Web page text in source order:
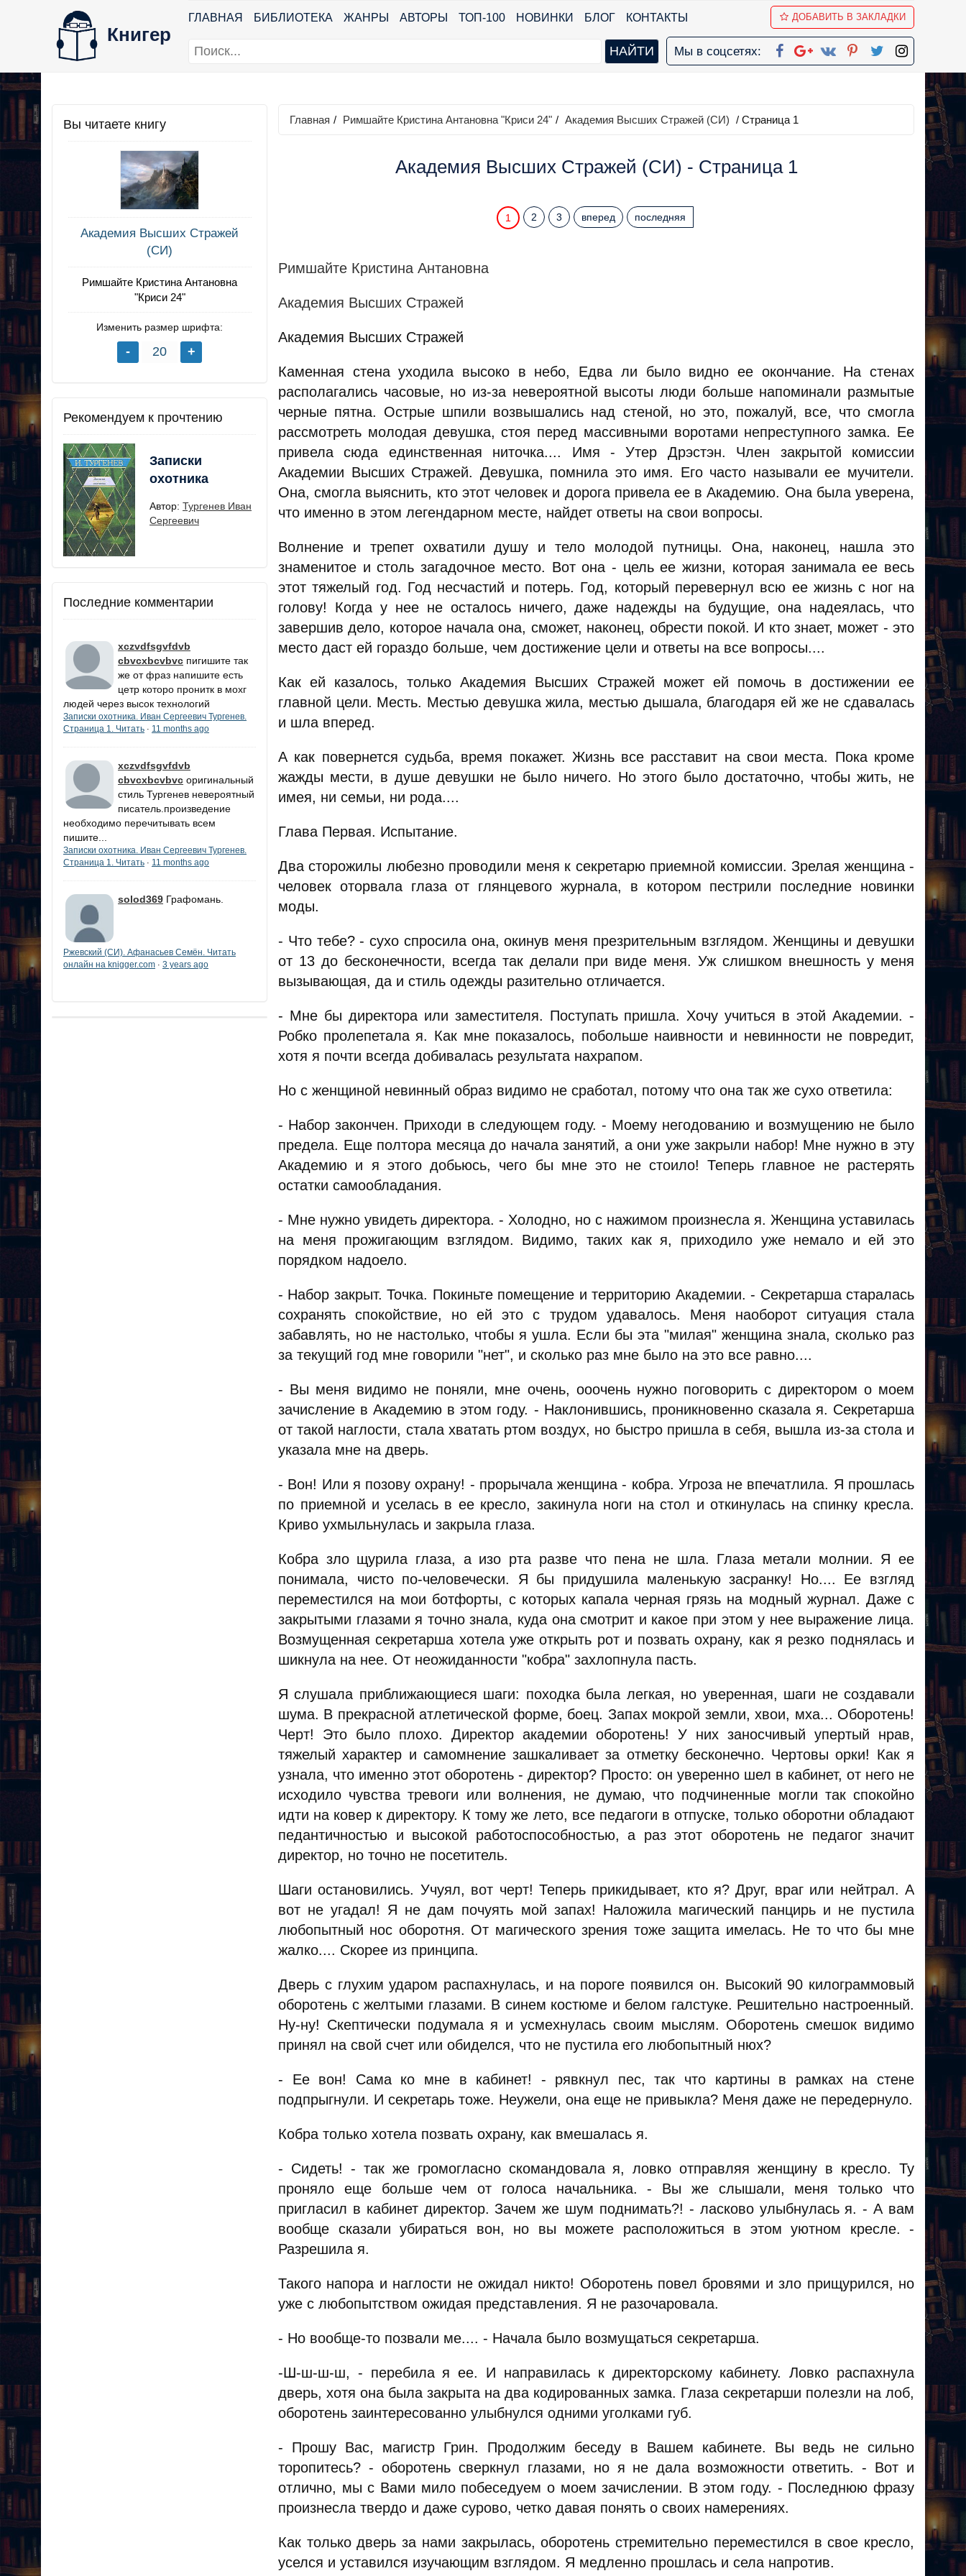
Книгер
ГЛАВНАЯ БИБЛИОТЕКА ЖАНРЫ АВТОРЫ ТОП-100 НОВИНКИ БЛОГ КОНТАКТЫ ДОБАВИТЬ В ЗАКЛАДКИ
Мы в соцсетях:
Вы читаете книгу
Академия Высших Стражей
(СИ)
Римшайте Кристина Антановна
"Криси 24"
Изменить размер шрифта:
Рекомендуем к прочтению
Записки
охотника
Автор: Тургенев Иван
Сергеевич
Последние комментарии
xczvdfsgvfdvb
cbvcxbcvbvc пигишите так
же от фраз напишите есть
цетр которо пронитк в мохг
людей через высок технологий
Записки охотника. Иван Сергеевич Тургенев.
Страница 1. Читать · 11 months ago
xczvdfsgvfdvb
cbvcxbcvbvc оригинальный
стиль Тургенев невероятный
писатель.произведение
необходимо перечитывать всем
пишите...
Записки охотника. Иван Сергеевич Тургенев.
Страница 1. Читать · 11 months ago
solod369 Графомань.
Ржевский (СИ). Афанасьев Семён. Читать
онлайн на knigger.com · 3 years ago
Главная / Римшайте Кристина Антановна "Криси 24" / Академия Высших Стражей (СИ) / Страница 1
Академия Высших Стражей (СИ) - Страница 1
1 2 3 вперед последняя
Римшайте Кристина Антановна
Академия Высших Стражей
Академия Высших Стражей
Каменная стена уходила высоко в небо, Едва ли было видно ее окончание. На стенах
располагались часовые, но из-за невероятной высоты люди больше напоминали размытые
черные пятна. Острые шпили возвышались над стеной, но это, пожалуй, все, что смогла
рассмотреть молодая девушка, стоя перед массивными воротами непреступного замка. Ее
привела сюда единственная ниточка.... Имя - Утер Дрэстэн. Член закрытой комиссии
Академии Высших Стражей. Девушка, помнила это имя. Его часто называли ее мучители.
Она, смогла выяснить, кто этот человек и дорога привела ее в Академию. Она была уверена,
что именно в этом легендарном месте, найдет ответы на свои вопросы.
Волнение и трепет охватили душу и тело молодой путницы. Она, наконец, нашла это
знаменитое и столь загадочное место. Вот она - цель ее жизни, которая занимала ее весь
этот тяжелый год. Год несчастий и потерь. Год, который перевернул всю ее жизнь с ног на
голову! Когда у нее не осталось ничего, даже надежды на будущие, она надеялась, что
завершив дело, которое начала она, сможет, наконец, обрести покой. И кто знает, может - это
место даст ей гораздо больше, чем достижение цели и ответы на все вопросы....
Как ей казалось, только Академия Высших Стражей может ей помочь в достижении ее
главной цели. Месть. Местью девушка жила, местью дышала, благодаря ей же не сдавалась
и шла вперед.
А как повернется судьба, время покажет. Жизнь все расставит на свои места. Пока кроме
жажды мести, в душе девушки не было ничего. Но этого было достаточно, чтобы жить, не
имея, ни семьи, ни рода....
Глава Первая. Испытание.
Два сторожилы любезно проводили меня к секретарю приемной комиссии. Зрелая женщина -
человек оторвала глаза от глянцевого журнала, в котором пестрили последние новинки
моды.
- Что тебе? - сухо спросила она, окинув меня презрительным взглядом. Женщины и девушки
от 13 до бесконечности, всегда так делали при виде меня. Уж слишком внешность у меня
вызывающая, да и стиль одежды разительно отличается.
- Мне бы директора или заместителя. Поступать пришла. Хочу учиться в этой Академии. -
Робко пролепетала я. Как мне показалось, побольше наивности и невинности не повредит,
хотя я почти всегда добивалась результата нахрапом.
Но с женщиной невинный образ видимо не сработал, потому что она так же сухо ответила:
- Набор закончен. Приходи в следующем году. - Моему негодованию и возмущению не было
предела. Еще полтора месяца до начала занятий, а они уже закрыли набор! Мне нужно в эту
Академию и я этого добьюсь, чего бы мне это не стоило! Теперь главное не растерять
остатки самообладания.
- Мне нужно увидеть директора. - Холодно, но с нажимом произнесла я. Женщина уставилась
на меня прожигающим взглядом. Видимо, таких как я, приходило уже немало и ей это
порядком надоело.
- Набор закрыт. Точка. Покиньте помещение и территорию Академии. - Секретарша старалась
сохранять спокойствие, но ей это с трудом удавалось. Меня наоборот ситуация стала
забавлять, но не настолько, чтобы я ушла. Если бы эта "милая" женщина знала, сколько раз
за текущий год мне говорили "нет", и сколько раз мне было на это все равно....
- Вы меня видимо не поняли, мне очень, ооочень нужно поговорить с директором о моем
зачисление в Академию в этом году. - Наклонившись, проникновенно сказала я. Секретарша
от такой наглости, стала хватать ртом воздух, но быстро пришла в себя, вышла из-за стола и
указала мне на дверь.
- Вон! Или я позову охрану! - прорычала женщина - кобра. Угроза не впечатлила. Я прошлась
по приемной и уселась в ее кресло, закинула ноги на стол и откинулась на спинку кресла.
Криво ухмыльнулась и закрыла глаза.
Кобра зло щурила глаза, а изо рта разве что пена не шла. Глаза метали молнии. Я ее
понимала, чисто по-человечески. Я бы придушила маленькую засранку! Но.... Ее взгляд
переместился на мои ботфорты, с которых капала черная грязь на модный журнал. Даже с
закрытыми глазами я точно знала, куда она смотрит и какое при этом у нее выражение лица.
Возмущенная секретарша хотела уже открыть рот и позвать охрану, как я резко поднялась и
шикнула на нее. От неожиданности "кобра" захлопнула пасть.
Я слушала приближающиеся шаги: походка была легкая, но уверенная, шаги не создавали
шума. В прекрасной атлетической форме, боец. Запах мокрой земли, хвои, мха... Оборотень!
Черт! Это было плохо. Директор академии оборотень! У них заносчивый упертый нрав,
тяжелый характер и самомнение зашкаливает за отметку бесконечно. Чертовы орки! Как я
узнала, что именно этот оборотень - директор? Просто: он уверенно шел в кабинет, от него не
исходило чувства тревоги или волнения, не думаю, что подчиненные могли так спокойно
идти на ковер к директору. К тому же лето, все педагоги в отпуске, только оборотни обладают
педантичностью и высокой работоспособностью, а раз этот оборотень не педагог значит
директор, но точно не посетитель.
Шаги остановились. Учуял, вот черт! Теперь прикидывает, кто я? Друг, враг или нейтрал. А
вот не угадал! Я не дам почуять мой запах! Наложила магический панцирь и не пустила
любопытный нос оборотня. От магического зрения тоже защита имелась. Не то что бы мне
жалко.... Скорее из принципа.
Дверь с глухим ударом распахнулась, и на пороге появился он. Высокий 90 килограммовый
оборотень с желтыми глазами. В синем костюме и белом галстуке. Решительно настроенный.
Ну-ну! Скептически подумала я и усмехнулась своим мыслям. Оборотень смешок видимо
принял на свой счет или обиделся, что не пустила его любопытный нюх?
- Ее вон! Сама ко мне в кабинет! - рявкнул пес, так что картины в рамках на стене
подпрыгнули. И секретарь тоже. Неужели, она еще не привыкла? Меня даже не передернуло.
Кобра только хотела позвать охрану, как вмешалась я.
- Сидеть! - так же громогласно скомандовала я, ловко отправляя женщину в кресло. Ту
проняло еще больше чем от голоса начальника. - Вы же слышали, меня только что
пригласил в кабинет директор. Зачем же шум поднимать?! - ласково улыбнулась я. - А вам
вообще сказали убираться вон, но вы можете расположиться в этом уютном кресле. -
Разрешила я.
Такого напора и наглости не ожидал никто! Оборотень повел бровями и зло прищурился, но
уже с любопытством ожидая представления. Я не разочаровала.
- Но вообще-то позвали ме.... - Начала было возмущаться секретарша.
-Ш-ш-ш-ш, - перебила я ее. И направилась к директорскому кабинету. Ловко распахнула
дверь, хотя она была закрыта на два кодированных замка. Глаза секретарши полезли на лоб,
оборотень заинтересованно улыбнулся одними уголками губ.
- Прошу Вас, магистр Грин. Продолжим беседу в Вашем кабинете. Вы ведь не сильно
торопитесь? - оборотень сверкнул глазами, но я не дала возможности ответить. - Вот и
отлично, мы с Вами мило побеседуем о моем зачислении. В этом году. - Последнюю фразу
произнесла твердо и даже сурово, четко давая понять о своих намерениях.
Как только дверь за нами закрылась, оборотень стремительно переместился в свое кресло,
уселся и уставился изучающим взглядом. Я медленно прошлась и села напротив.